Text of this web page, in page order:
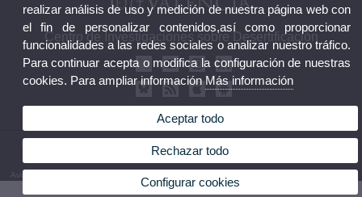
Centro de Investigaciones sobre Desertificación
3424162
Aviso legal
realizar análisis de uso y medición de nuestra página web con
el fin de personalizar contenidos,así como proporcionar
funcionalidades a las redes sociales o analizar nuestro tráfico.
Para continuar acepta o modifica la configuración de nuestras
cookies. Para ampliar información Más información
Aceptar todo
Rechazar todo
Configurar cookies